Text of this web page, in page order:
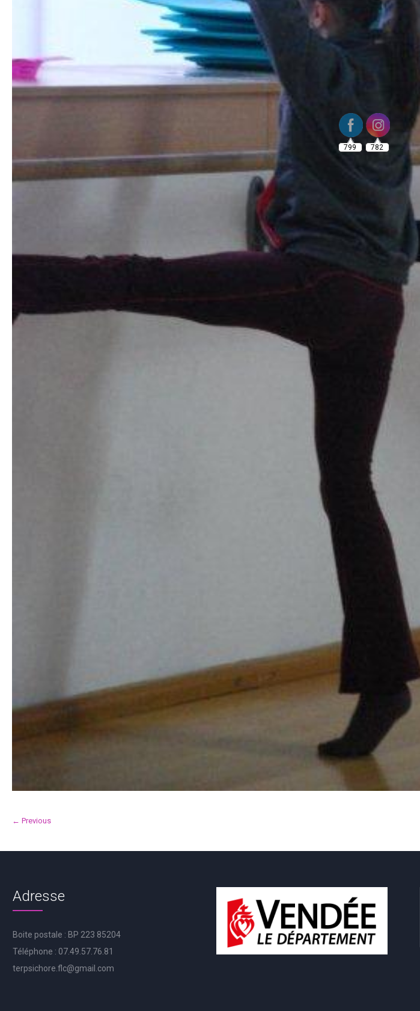
← Previous
Adresse
Boite postale : BP 223 85204
Téléphone : 07.49.57.76.81
terpsichore.flc@gmail.com
782